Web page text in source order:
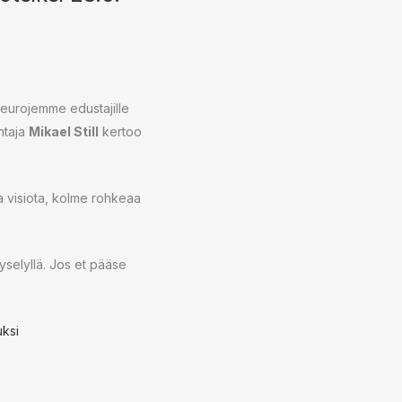
edustajille
Mikael Still kertoo
visiota, kolme rohkeaa
Jos et pääse